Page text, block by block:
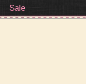
Sale